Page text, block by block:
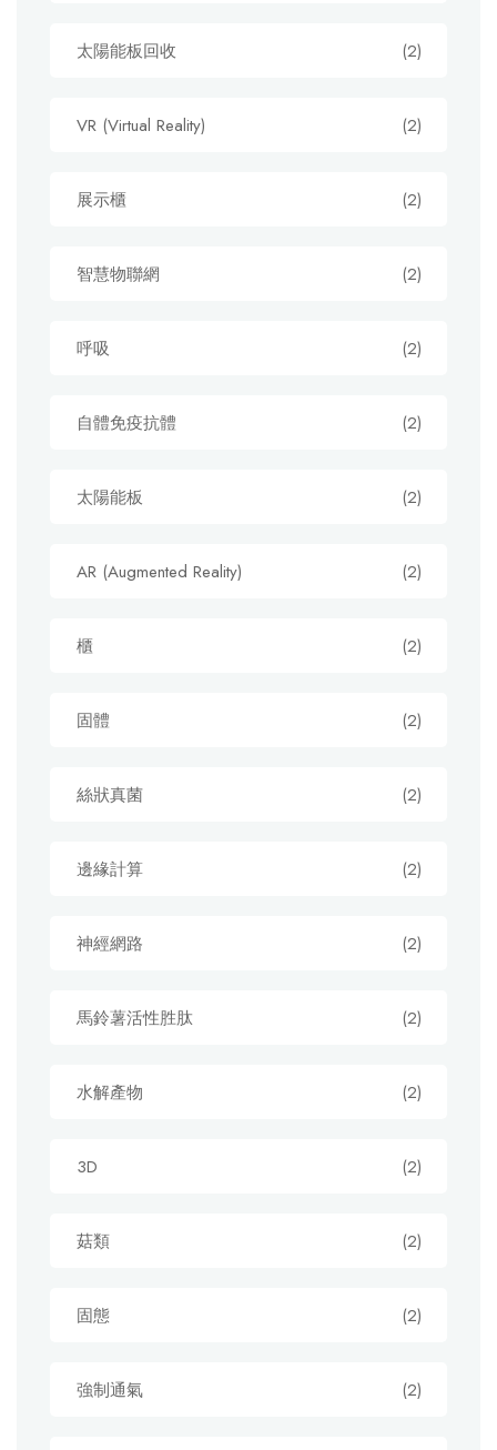
太陽能板回收 (2)
VR (Virtual Reality) (2)
展示櫃 (2)
智慧物聯網 (2)
呼吸 (2)
自體免疫抗體 (2)
太陽能板 (2)
AR (Augmented Reality) (2)
櫃 (2)
固體 (2)
絲狀真菌 (2)
邊緣計算 (2)
神經網路 (2)
馬鈴薯活性胜肽 (2)
水解產物 (2)
3D (2)
菇類 (2)
固態 (2)
強制通氣 (2)